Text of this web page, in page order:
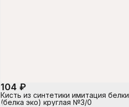
104 ₽
Кисть из синтетики имитация белки
(белка эко) круглая №3/0